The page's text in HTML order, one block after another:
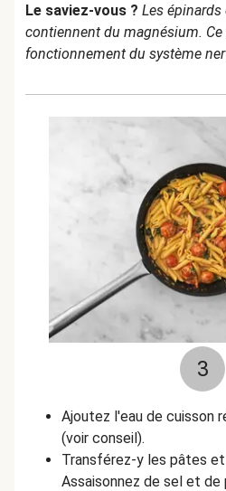
Le saviez-vous ? Les épinards
contiennent du magnésium.
fonctionnement du système
3
Ajoutez l'eau de cuisson
(voir conseil).
Transférez-y les pâtes et
Assaisonnez de sel et